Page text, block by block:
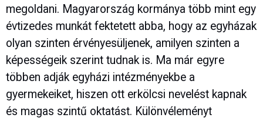
megoldani. Magyarország kormánya több mint egy
évtizedes munkát fektetett abba, hogy az egyházak
olyan szinten érvényesüljenek, amilyen szinten a
képességeik szerint tudnak is. Ma már egyre
többen adják egyházi intézményekbe a
gyermekeiket, hiszen ott erkölcsi nevelést kapnak
és magas szintű oktatást. Különvéleményt